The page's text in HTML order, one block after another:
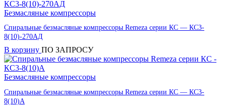
Безмасляные компрессоры
Спиральные безмасляные компрессоры Remeza серии КС — КС3-
8(10)-270АД
В корзину ПО ЗАПРОСУ
Безмасляные компрессоры
Спиральные безмасляные компрессоры Remeza серии КС — КС3-
8(10)А